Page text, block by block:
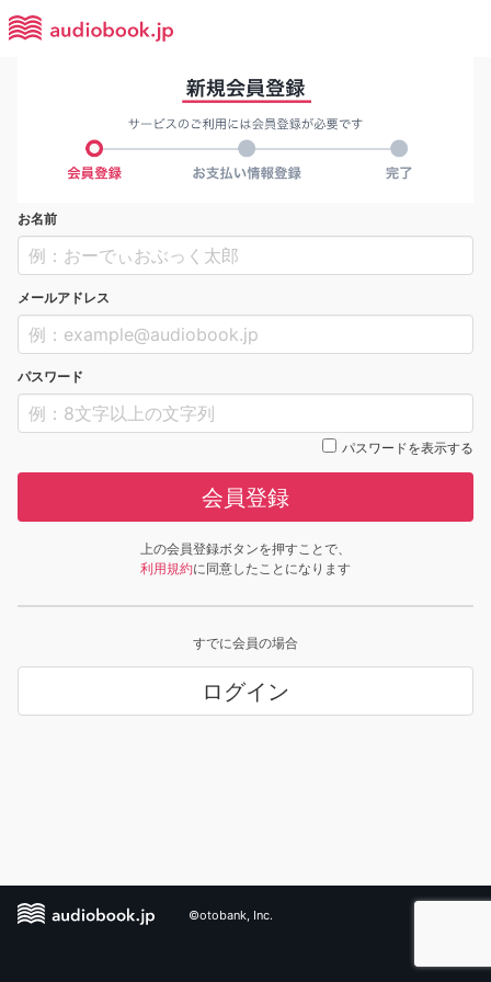
お名前
メールアドレス
パスワード
パスワードを表示する
会員登録
上の会員登録ボタンを押すことで、
利用規約に同意したことになります
すでに会員の場合
ログイン
©otobank, Inc.